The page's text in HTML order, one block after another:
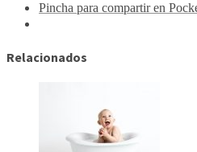
Pincha para compartir en
Relacionados